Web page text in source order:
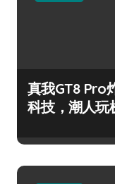
真我GT8 Pro
科技，潮人玩